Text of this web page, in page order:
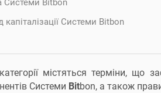
Системи Bitbon
містяться терміни, що
Системи Bitbon, а також